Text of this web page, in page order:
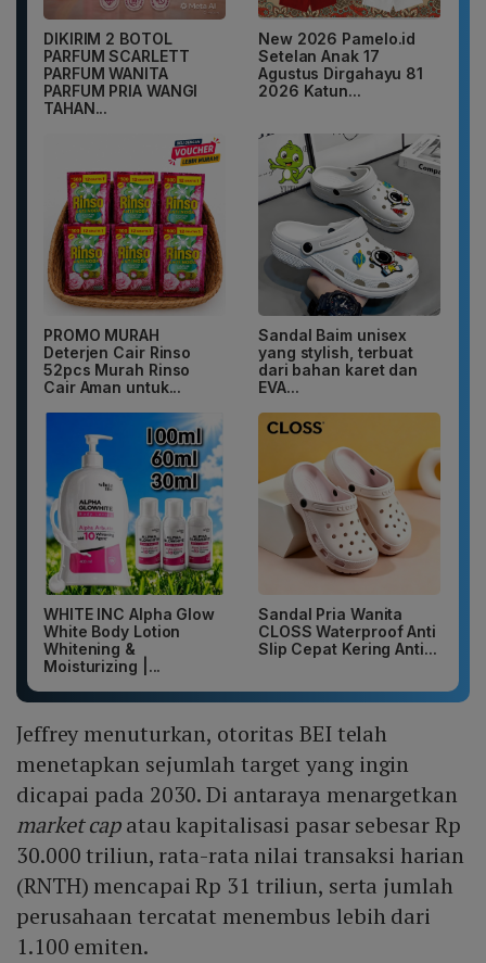
DIKIRIM 2 BOTOL
PARFUM SCARLETT
PARFUM WANITA
PARFUM PRIA WANGI
TAHAN...
New 2026 Pamelo.id
Setelan Anak 17
Agustus Dirgahayu 81
2026 Katun...
PROMO MURAH
Deterjen Cair Rinso
52pcs Murah Rinso
Cair Aman untuk...
Sandal Baim unisex
yang stylish, terbuat
dari bahan karet dan
EVA...
WHITE INC Alpha Glow
White Body Lotion
Whitening &
Moisturizing |...
Sandal Pria Wanita
CLOSS Waterproof Anti
Slip Cepat Kering Anti...
Jeffrey menuturkan, otoritas BEI telah
menetapkan sejumlah target yang ingin
dicapai pada 2030. Di antaraya menargetkan
market capatau kapitalisasi pasar sebesar Rp
30.000 triliun, rata-rata nilai transaksi harian
(RNTH) mencapai Rp 31 triliun, serta jumlah
perusahaan tercatat menembus lebih dari
1.100 emiten.